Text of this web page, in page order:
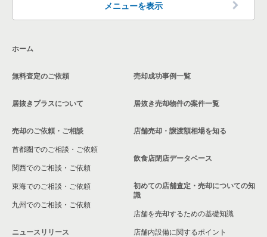
メニューを表示
ホーム
無料査定のご依頼
居抜きプラスについて
売却のご依頼・ご相談
首都圏でのご相談・ご依頼
関西でのご相談・ご依頼
東海でのご相談・ご依頼
九州でのご相談・ご依頼
ニュースリリース
売却成功事例一覧
居抜き売却物件の案件一覧
店舗売却・譲渡額相場を知る
飲食店閉店データベース
初めての店舗査定・売却についての知
識
店舗を売却するための基礎知識
店舗内設備に関するポイント